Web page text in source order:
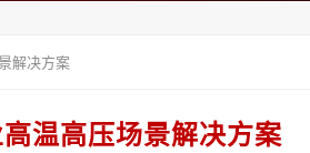
解决方案
温高压场景解决方案